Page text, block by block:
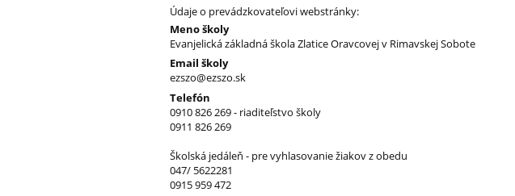
Údaje o prevádzkovateľovi webstránky:
Meno školy
Evanjelická základná škola Zlatice Oravcovej v Rimavskej Sobote
Email školy
ezszo@ezszo.sk
Telefón
0910 826 269 - riaditeľstvo školy
0911 826 269
Školská jedáleň - pre vyhlasovanie žiakov z obedu
047/ 5622281
0915 959 472